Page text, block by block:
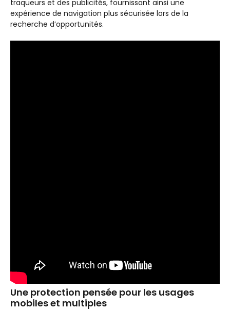
traqueurs et des publicités, fournissant ainsi une
expérience de navigation plus sécurisée lors de la
recherche d’opportunités.
Une protection pensée pour les usages
mobiles et multiples